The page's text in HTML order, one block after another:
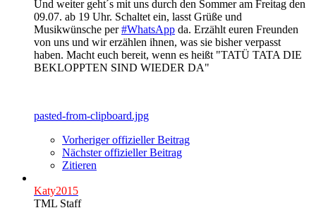
Und weiter geht´s mit uns durch den Sommer am Freitag den
09.07. ab 19 Uhr. Schaltet ein, lasst Grüße und
Musikwünsche per#WhatsApp da. Erzählt euren Freunden
von uns und wir erzählen ihnen, was sie bisher verpasst
haben. Macht euch bereit, wenn es heißt "TATÜ TATA DIE
BEKLOPPTEN SIND WIEDER DA"
pasted-from-clipboard.jpg
Vorheriger offizieller Beitrag
Nächster offizieller Beitrag
Zitieren
Katy2015
TML Staff